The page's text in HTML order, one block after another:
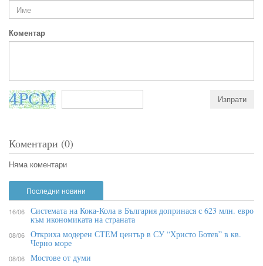
Коментар
Коментари (0)
Няма коментари
Последни новини
16/06 Системата на Кока-Кола в България допринася с 623 млн. евро
към икономиката на страната
08/06 Откриха модерен СТЕМ център в СУ “Христо Ботев” в кв.
Черно море
08/06 Мостове от думи